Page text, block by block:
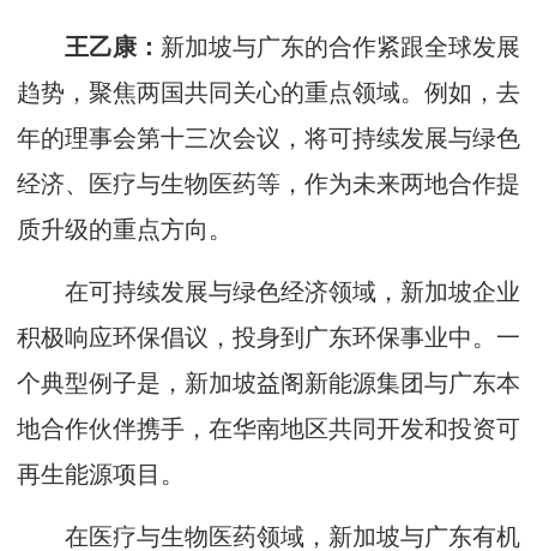
王乙康： 新加坡与广东的合作紧跟全球发展
趋势，聚焦两国共同关心的重点领域。例如，去
年的理事会第十三次会议，将可持续发展与绿色
经济、医疗与生物医药等，作为未来两地合作提
质升级的重点方向。
在可持续发展与绿色经济领域，新加坡企业
积极响应环保倡议，投身到广东环保事业中。一
个典型例子是，新加坡益阁新能源集团与广东本
地合作伙伴携手，在华南地区共同开发和投资可
再生能源项目。
在医疗与生物医药领域，新加坡与广东有机